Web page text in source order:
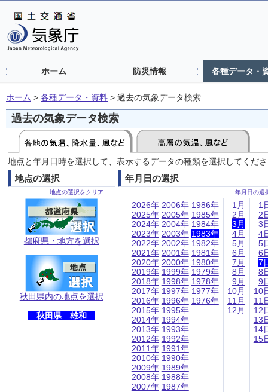
ホーム 防災情報 各種データ・
ホーム > 各種データ・資料 > 過去の気象データ検索
過去の気象データ検索
地点と年月日時を選択して、表示するデータの種類を選択してくだ
地点の選択
地点の選択をクリア
都府県・地方を選択
秋田県内の地点を選択
秋田県 雄和
年月日の選択
年月日の選
2026年
2025年
2024年
2023年
2022年
2021年
2020年
2019年
2018年
2017年
2016年
2015年
2014年
2013年
2012年
2011年
2010年
2009年
2008年
2007年
2006年
2005年
2004年
2003年
2002年
2001年
2000年
1999年
1998年
1997年
1996年
1995年
1994年
1993年
1992年
1991年
1990年
1989年
1988年
1987年
1986年
1985年
1984年
1983年
1982年
1981年
1980年
1979年
1978年
1977年
1976年
1月
2月
3月
4月
5月
6月
7月
8月
9月
10月
11月
12月
1
2
3
4
5
6
7
8
9
10
11
12
13
14
15